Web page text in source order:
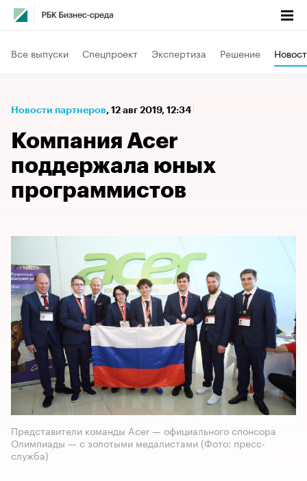
Все выпуски Спецпроект Экспертиза Решение
Новости партнеров⁠, 12 авг 2019, 12:34
Компания Acer
поддержала юных
программистов
Представители команды Acer — официального спонсора
Олимпиады — с золотыми медалистами (Фото: пресс-
служба)